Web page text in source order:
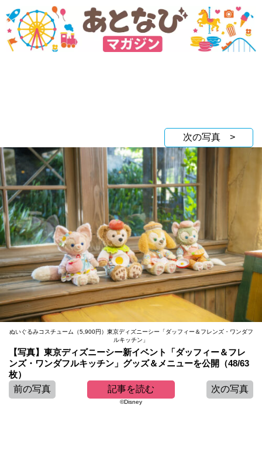
次の写真 >
ぬいぐるみコスチューム（5,900円）東京ディズニーシー「ダッフィー＆フレンズ・ワンダフ
ルキッチン」
【写真】東京ディズニーシー新イベント「ダッフィー＆フレ
ンズ・ワンダフルキッチン」グッズ＆メニューを公開（48/63
枚）
前の写真
記事を読む 次の写真
©Disney